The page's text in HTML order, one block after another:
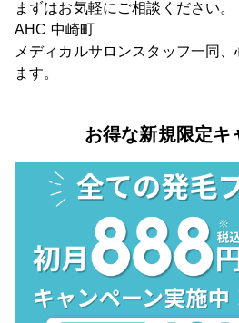
まずはお気軽にご相談ください。
AHC 中崎町
メディカルサロンスタッフ一同
ます。
お得な新規限定キ